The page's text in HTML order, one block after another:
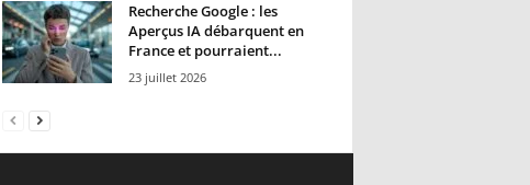
Recherche Google : les
Aperçus IA débarquent en
France et pourraient...
23 juillet 2026